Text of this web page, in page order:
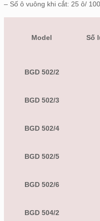
– Số ô vuông khi cắt: 25 ô/
Model Số
BGD 502/2
BGD 502/3
BGD 502/4
BGD 502/5
BGD 502/6
BGD 504/2